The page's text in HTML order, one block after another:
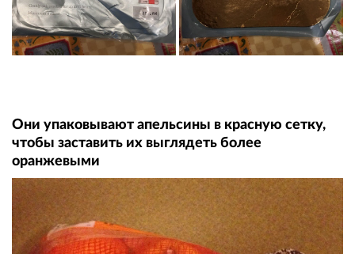
Они упаковывают апельсины в красную сетку,
чтобы заставить их выглядеть более
оранжевыми